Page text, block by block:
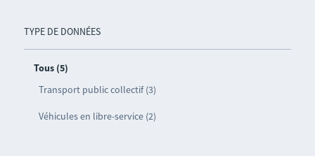
TYPE DE DONNÉES
Tous (5)
Transport public collectif (3)
Véhicules en libre-service (2)